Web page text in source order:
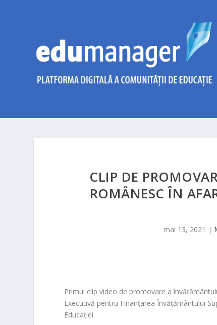
CLIP DE
ROMÂNESC ÎN
mai 13, 2021 |
Primul clip video de promovare a
Executivă pentru Finanţarea Învăţământului
Educaţiei.